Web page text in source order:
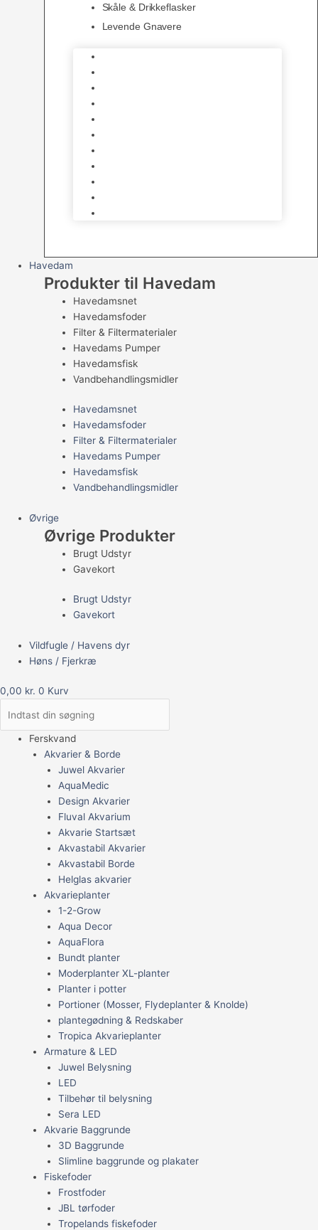
Skåle & Drikkeflasker
Levende Gnavere
Havedam
Produkter til Havedam
Havedamsnet
Havedamsfoder
Filter & Filtermaterialer
Havedams Pumper
Havedamsfisk
Vandbehandlingsmidler
Havedamsnet
Havedamsfoder
Filter & Filtermaterialer
Havedams Pumper
Havedamsfisk
Vandbehandlingsmidler
Øvrige
Øvrige Produkter
Brugt Udstyr
Gavekort
Brugt Udstyr
Gavekort
Vildfugle / Havens dyr
Høns / Fjerkræ
0,00 kr. 0 Kurv
Ferskvand
Akvarier & Borde
Juwel Akvarier
AquaMedic
Design Akvarier
Fluval Akvarium
Akvarie Startsæt
Akvastabil Akvarier
Akvastabil Borde
Helglas akvarier
Akvarieplanter
1-2-Grow
Aqua Decor
AquaFlora
Bundt planter
Moderplanter XL-planter
Planter i potter
Portioner (Mosser, Flydeplanter & Knolde)
plantegødning & Redskaber
Tropica Akvarieplanter
Armature & LED
Juwel Belysning
LED
Tilbehør til belysning
Sera LED
Akvarie Baggrunde
3D Baggrunde
Slimline baggrunde og plakater
Fiskefoder
Frostfoder
JBL tørfoder
Tropelands fiskefoder